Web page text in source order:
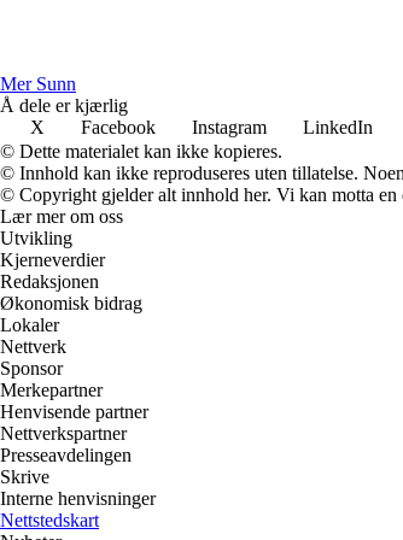
Mer Sunn
Å dele er kjærlig
X
Facebook Instagram LinkedIn
© Dette materialet kan ikke kopieres.
© Innhold kan ikke reproduseres uten tillatelse.
© Copyright gjelder alt innhold her. Vi kan motta
Lær mer om oss
Utvikling
Kjerneverdier
Redaksjonen
Økonomisk bidrag
Lokaler
Nettverk
Sponsor
Merkepartner
Henvisende partner
Nettverkspartner
Presseavdelingen
Skrive
Interne henvisninger
Nettstedskart